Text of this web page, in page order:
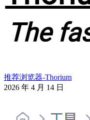
推荐浏览器-Thorium
2026 年 4 月 14 日